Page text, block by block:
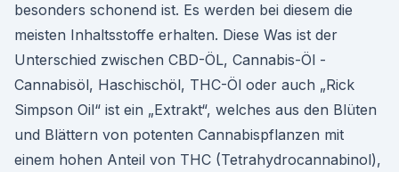
besonders schonend ist. Es werden bei diesem die
meisten Inhaltsstoffe erhalten. Diese Was ist der
Unterschied zwischen CBD-ÖL, Cannabis-Öl -
Cannabisöl, Haschischöl, THC-Öl oder auch „Rick
Simpson Oil“ ist ein „Extrakt“, welches aus den Blüten
und Blättern von potenten Cannabispflanzen mit
einem hohen Anteil von THC (Tetrahydrocannabinol),